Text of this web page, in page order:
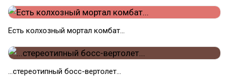
Есть колхозный мортал комбат...
...стереотипный босс-вертолет...